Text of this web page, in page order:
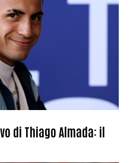
di Thiago Almada: il